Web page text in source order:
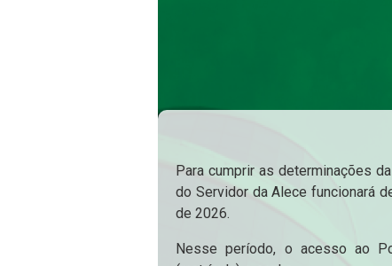
Para cumprir as determinações
do Servidor da Alece funcionará
de 2026.
Nesse período, o acesso ao